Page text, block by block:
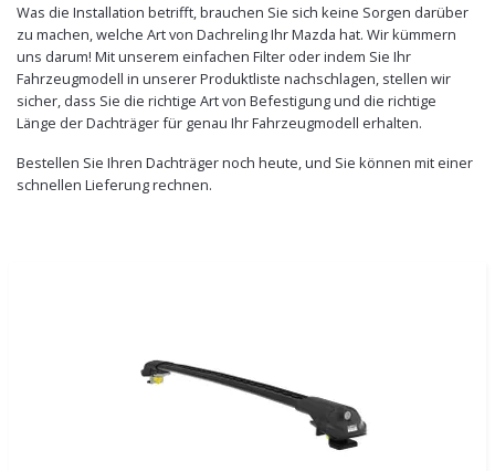
Was die Installation betrifft, brauchen Sie sich keine Sorgen darüber
zu machen, welche Art von Dachreling Ihr Mazda hat. Wir kümmern
uns darum! Mit unserem einfachen Filter oder indem Sie Ihr
Fahrzeugmodell in unserer Produktliste nachschlagen, stellen wir
sicher, dass Sie die richtige Art von Befestigung und die richtige
Länge der Dachträger für genau Ihr Fahrzeugmodell erhalten.
Bestellen Sie Ihren Dachträger noch heute, und Sie können mit einer
schnellen Lieferung rechnen.